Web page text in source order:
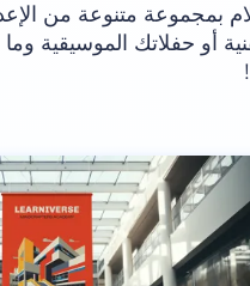
بمجموعة متنوعة من
أو حفلاتك الموسيقية